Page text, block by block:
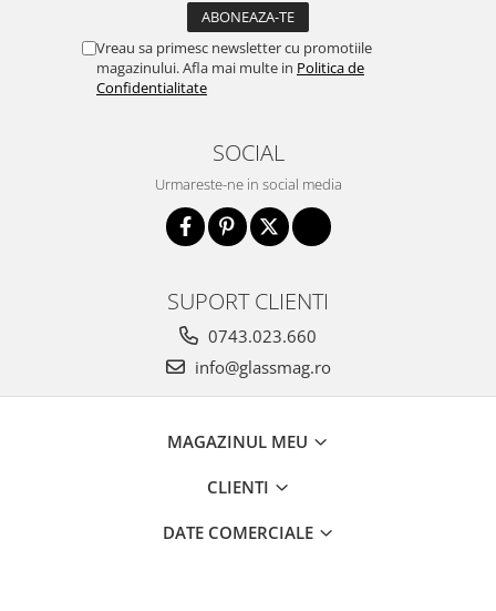
Vreau sa primesc newsletter cu promotiile
magazinului. Afla mai multe in Politica de
Confidentialitate
SOCIAL
Urmareste-ne in social media
SUPORT CLIENTI
0743.023.660
info@glassmag.ro
MAGAZINUL MEU
CLIENTI
DATE COMERCIALE